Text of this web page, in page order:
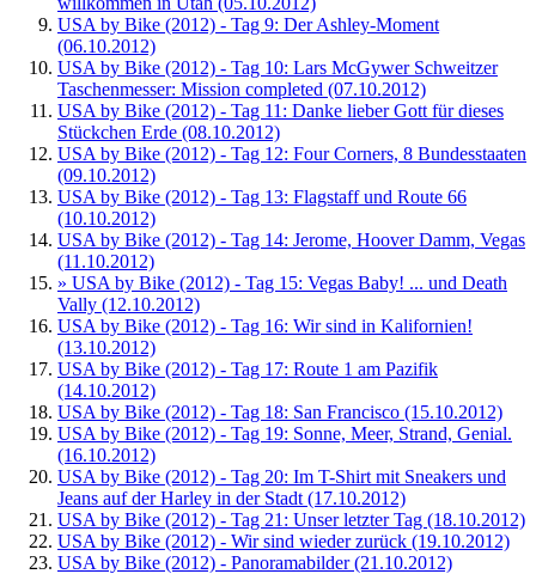
USA by Bike (2012) - Tag 9: Der Ashley-Moment
(06.10.2012)
USA by Bike (2012) - Tag 10: Lars McGywer Schweitzer
Taschenmesser: Mission completed (07.10.2012)
USA by Bike (2012) - Tag 11: Danke lieber Gott für dieses
Stückchen Erde (08.10.2012)
USA by Bike (2012) - Tag 12: Four Corners, 8 Bundesstaaten
(09.10.2012)
USA by Bike (2012) - Tag 13: Flagstaff und Route 66
(10.10.2012)
USA by Bike (2012) - Tag 14: Jerome, Hoover Damm, Vegas
(11.10.2012)
» USA by Bike (2012) - Tag 15: Vegas Baby! ... und Death
Vally (12.10.2012)
USA by Bike (2012) - Tag 16: Wir sind in Kalifornien!
(13.10.2012)
USA by Bike (2012) - Tag 17: Route 1 am Pazifik
(14.10.2012)
USA by Bike (2012) - Tag 18: San Francisco (15.10.2012)
USA by Bike (2012) - Tag 19: Sonne, Meer, Strand, Genial.
(16.10.2012)
USA by Bike (2012) - Tag 20: Im T-Shirt mit Sneakers und
Jeans auf der Harley in der Stadt (17.10.2012)
USA by Bike (2012) - Tag 21: Unser letzter Tag (18.10.2012)
USA by Bike (2012) - Wir sind wieder zurück (19.10.2012)
USA by Bike (2012) - Panoramabilder (21.10.2012)